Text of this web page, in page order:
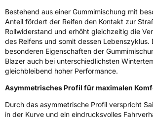
EffizienzD
NasshaftungB
Rollgeräusch (Klasse)B
Rollgeräusch (dB)
Bestehend aus einer Gummimischung mit
Anteil fördert der Reifen den Kontakt zur
Rollwiderstand und erhöht gleichzeitig die
des Reifens und somit dessen Lebenszyklus.
besonderen Eigenschaften der
Blazer auch bei unterschiedlichsten
gleichbleibend hoher Performance.
Asymmetrisches Profil für maximalen
Durch das asymmetrische Profil verspricht
in der Kurve und ein eindrucksvolles